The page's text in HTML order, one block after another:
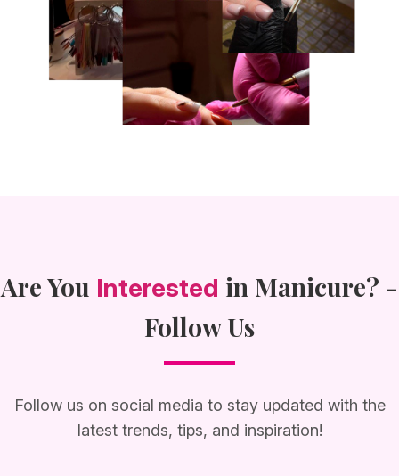
Are You Interested in Manicure? -
Follow Us
Follow us on social media to stay updated with the
latest trends, tips, and inspiration!